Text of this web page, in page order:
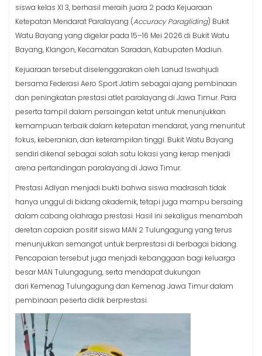
siswa kelas XI 3, berhasil meraih juara 2 pada Kejuaraan
Ketepatan Mendarat Paralayang (Accuracy Paragliding) Bukit
Watu Bayang yang digelar pada 15–16 Mei 2026 di Bukit Watu
Bayang, Klangon, Kecamatan Saradan, Kabupaten Madiun.
Kejuaraan tersebut diselenggarakan oleh Lanud Iswahjudi
bersama Federasi Aero Sport Jatim sebagai ajang pembinaan
dan peningkatan prestasi atlet paralayang di Jawa Timur. Para
peserta tampil dalam persaingan ketat untuk menunjukkan
kemampuan terbaik dalam ketepatan mendarat, yang menuntut
fokus, keberanian, dan keterampilan tinggi. Bukit Watu Bayang
sendiri dikenal sebagai salah satu lokasi yang kerap menjadi
arena pertandingan paralayang di Jawa Timur.
Prestasi Adlyan menjadi bukti bahwa siswa madrasah tidak
hanya unggul di bidang akademik, tetapi juga mampu bersaing
dalam cabang olahraga prestasi. Hasil ini sekaligus menambah
deretan capaian positif siswa MAN 2 Tulungagung yang terus
menunjukkan semangat untuk berprestasi di berbagai bidang.
Pencapaian tersebut juga menjadi kebanggaan bagi keluarga
besar MAN Tulungagung, serta mendapat dukungan
dari Kemenag Tulungagung dan Kemenag Jawa Timur dalam
pembinaan peserta didik berprestasi.